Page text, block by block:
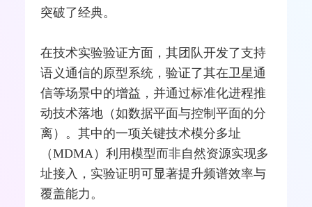
突破了经典。
在技术实验验证方面，其团队开发了支持
语义通信的原型系统，验证了其在卫星通
信等场景中的增益，并通过标准化进程推
动技术落地（如数据平面与控制平面的分
离）。其中的一项关键技术模分多址
（MDMA）利用模型而非自然资源实现多
址接入，实验证明可显著提升频谱效率与
覆盖能力。